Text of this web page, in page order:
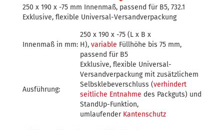
250 x 190 x -75 mm Innenmaß, passend für B5, 732.1
Exklusive, flexible Universal-Versandverpackung
Innenmaß in mm:
250 x 190 x -75 (L x B x
H), variable Füllhöhe bis 75 mm,
passend für B5
Ausführung:
Exklusive, flexible Universal-
Versandverpackung mit zusätzlichem
Selbsklebeverschluss (verhindert
seitliche Entnahme des Packguts) und
StandUp-Funktion,
umlaufender Kantenschutz